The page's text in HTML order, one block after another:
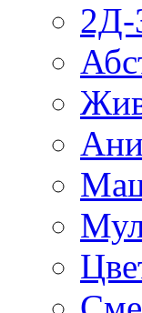
2Д-